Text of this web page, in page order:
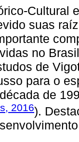
Cultural
suas
no
de
para o
de
2016).